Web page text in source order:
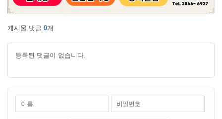
게시물 댓글 0개
등록된 댓글이 없습니다.